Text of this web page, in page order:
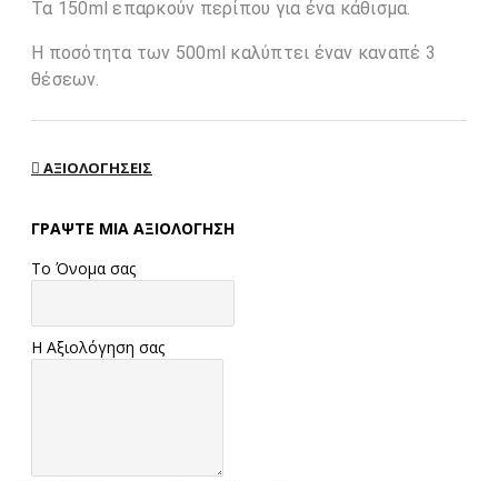
Τα 150ml επαρκούν περίπου για ένα κάθισμα.
Η ποσότητα των 500ml καλύπτει έναν καναπέ 3
θέσεων.
ΑΞΙΟΛΟΓΉΣΕΙΣ
ΓΡΆΨΤΕ ΜΙΑ ΑΞΙΟΛΌΓΗΣΗ
Το Όνομα σας
Η Αξιολόγηση σας